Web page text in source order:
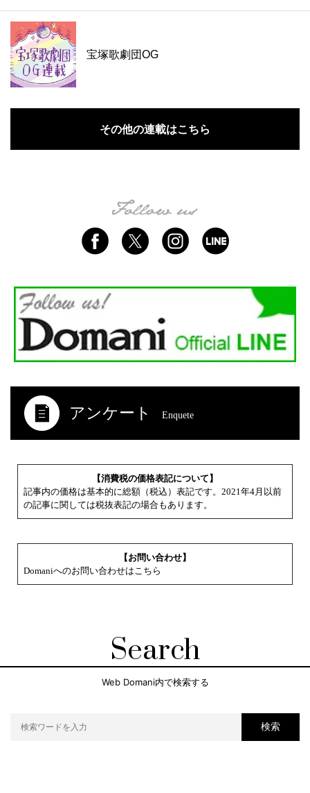
宝塚歌劇団OG
その他の連載はこちら
アンケート Enquete
【消費税の価格表記について】
記事内の価格は基本的に総額（税込）表記です。2021年4月以前
の記事に関しては税抜表記の場合もあります。
【お問い合わせ】
Domaniへのお問い合わせはこちら
Search
Web Domani内で検索する
検索